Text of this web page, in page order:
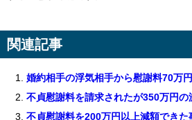
関連記事
婚約相手の浮気相手から慰謝料70万
不貞慰謝料を請求されたが350万円の
不貞慰謝料を200万円以上減額できた